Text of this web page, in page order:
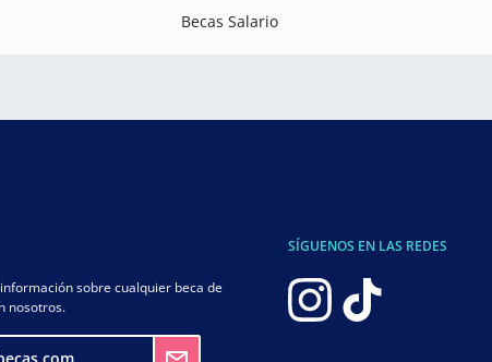
Becas Salario
sobre cualquier beca de
nosotros.
SÍGUENOS EN LAS REDES